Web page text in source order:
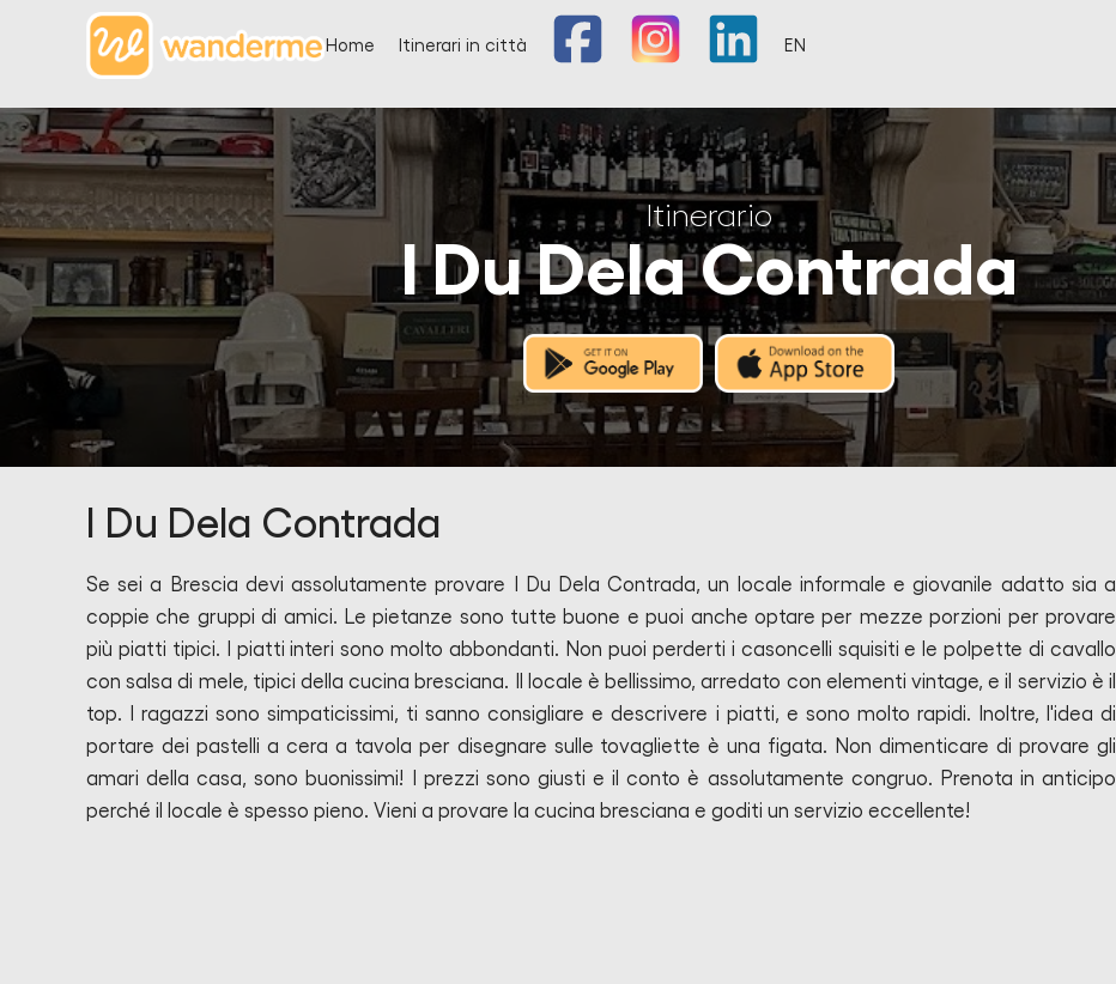
Home Itinerari in città EN
Itinerario
I Du Dela Contrada
I Du Dela Contrada
Se sei a Brescia devi assolutamente provare I Du Dela Contrada, un locale informale e giovanile adatto sia a
coppie che gruppi di amici. Le pietanze sono tutte buone e puoi anche optare per mezze porzioni per provare
più piatti tipici. I piatti interi sono molto abbondanti. Non puoi perderti i casoncelli squisiti e le polpette di cavallo
con salsa di mele, tipici della cucina bresciana. Il locale è bellissimo, arredato con elementi vintage, e il servizio è il
top. I ragazzi sono simpaticissimi, ti sanno consigliare e descrivere i piatti, e sono molto rapidi. Inoltre, l'idea di
portare dei pastelli a cera a tavola per disegnare sulle tovagliette è una figata. Non dimenticare di provare gli
amari della casa, sono buonissimi! I prezzi sono giusti e il conto è assolutamente congruo. Prenota in anticipo
perché il locale è spesso pieno. Vieni a provare la cucina bresciana e goditi un servizio eccellente!